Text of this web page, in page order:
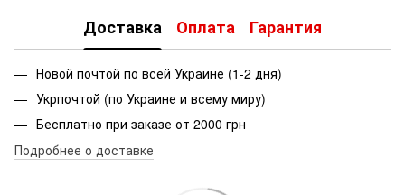
Доставка Оплата Гарантия
Новой почтой по всей Украине (1-2 дня)
Укрпочтой (по Украине и всему миру)
Бесплатно при заказе от 2000 грн
Подробнее о доставке